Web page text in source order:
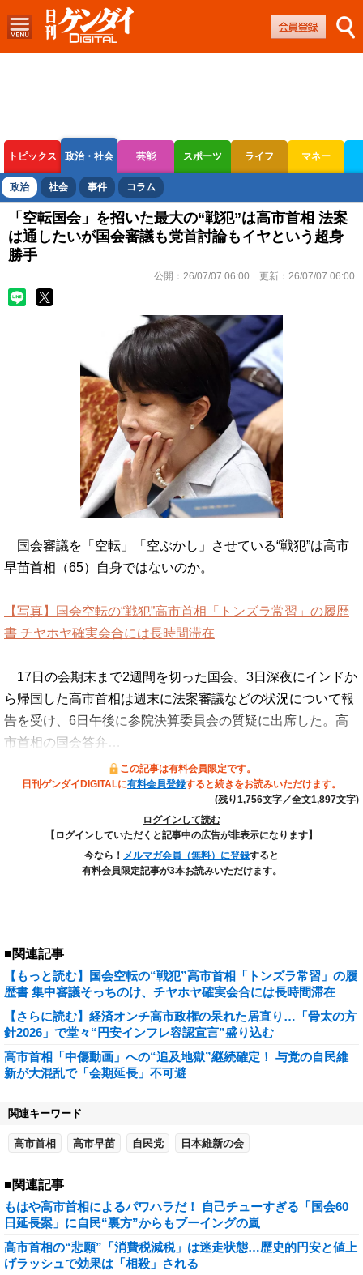
トピックス 政治・社会 芸能 スポーツ ライフ マネー
ボートレース 競輪 オートレース
政治 社会 事件 コラム
「空転国会」を招いた最大の“戦犯”は高市首相 法案
は通したいが国会審議も党首討論もイヤという超身
勝手
公開： 26/07/07 06:00 更新： 26/07/07 06:00
国会審議を「空転」「空ぶかし」させている“戦犯”は高市
早苗首相（65）自身ではないのか。
【写真】国会空転の“戦犯”高市首相「トンズラ常習」の履歴
書 チヤホヤ確実会合には長時間滞在
17日の会期末まで2週間を切った国会。3日深夜にインドか
ら帰国した高市首相は週末に法案審議などの状況について報
告を受け、6日午後に参院決算委員会の質疑に出席した。高
市首相の国会答弁…
この記事は有料会員限定です。
日刊ゲンダイDIGITALに有料会員登録すると続きをお読みいただけます。
(残り1,756文字／全文1,897文字)
ログインして読む
【ログインしていただくと記事中の広告が非表示になります】
今なら！ メルマガ会員（無料）に登録すると
有料会員限定記事が3本お読みいただけます。
■関連記事
【もっと読む】国会空転の“戦犯”高市首相「トンズラ常習」の履
歴書 集中審議そっちのけ、チヤホヤ確実会合には長時間滞在
【さらに読む】経済オンチ高市政権の呆れた居直り…「骨太の方
針2026」で堂々“円安インフレ容認宣言”盛り込む
高市首相「中傷動画」への“追及地獄”継続確定！ 与党の自民維
新が大混乱で「会期延長」不可避
関連キーワード
高市首相 高市早苗 自民党 日本維新の会
■関連記事
もはや高市首相によるパワハラだ！ 自己チューすぎる「国会60
日延長案」に自民“裏方”からもブーイングの嵐
高市首相の“悲願”「消費税減税」は迷走状態…歴史的円安と値上
げラッシュで効果は「相殺」される